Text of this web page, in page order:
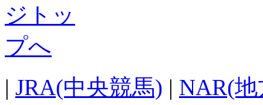
| JRA(中央競馬) | NAR(